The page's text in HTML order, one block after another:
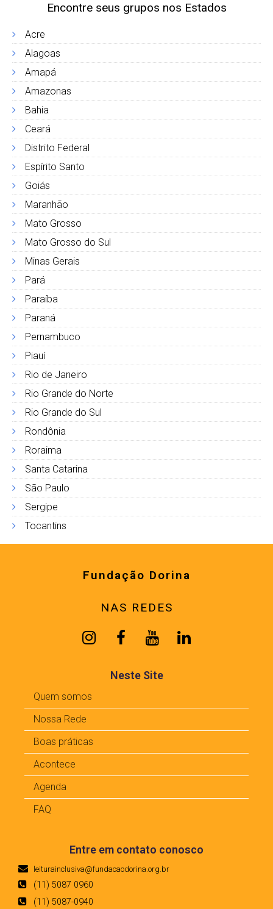
Encontre seus grupos nos Estados
Acre
Alagoas
Amapá
Amazonas
Bahia
Ceará
Distrito Federal
Espírito Santo
Goiás
Maranhão
Mato Grosso
Mato Grosso do Sul
Minas Gerais
Pará
Paraíba
Paraná
Pernambuco
Piauí
Rio de Janeiro
Rio Grande do Norte
Rio Grande do Sul
Rondônia
Roraima
Santa Catarina
São Paulo
Sergipe
Tocantins
Fundação Dorina
NAS REDES
Neste Site
Quem somos
Nossa Rede
Boas práticas
Acontece
Agenda
FAQ
Entre em contato conosco
leiturainclusiva@fundacaodorina.org.br
(11) 5087 0960
(11) 5087-0940